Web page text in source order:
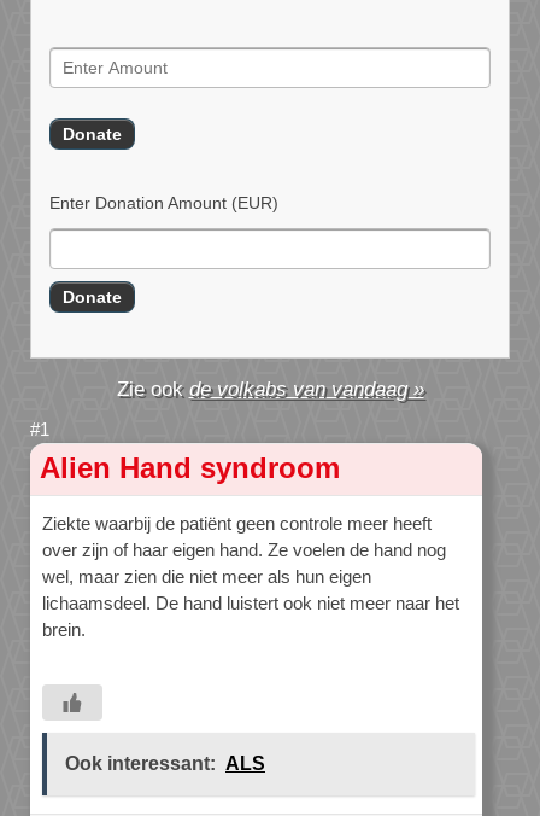
Enter Donation Amount (EUR)
de volkabs van vandaag »
Alien Hand syndroom
Ziekte waarbij de patiënt geen controle meer heeft
over zijn of haar eigen hand. Ze voelen de hand nog
wel, maar zien die niet meer als hun eigen
lichaamsdeel. De hand luistert ook niet meer naar het
brein.
Ook interessant: ALS